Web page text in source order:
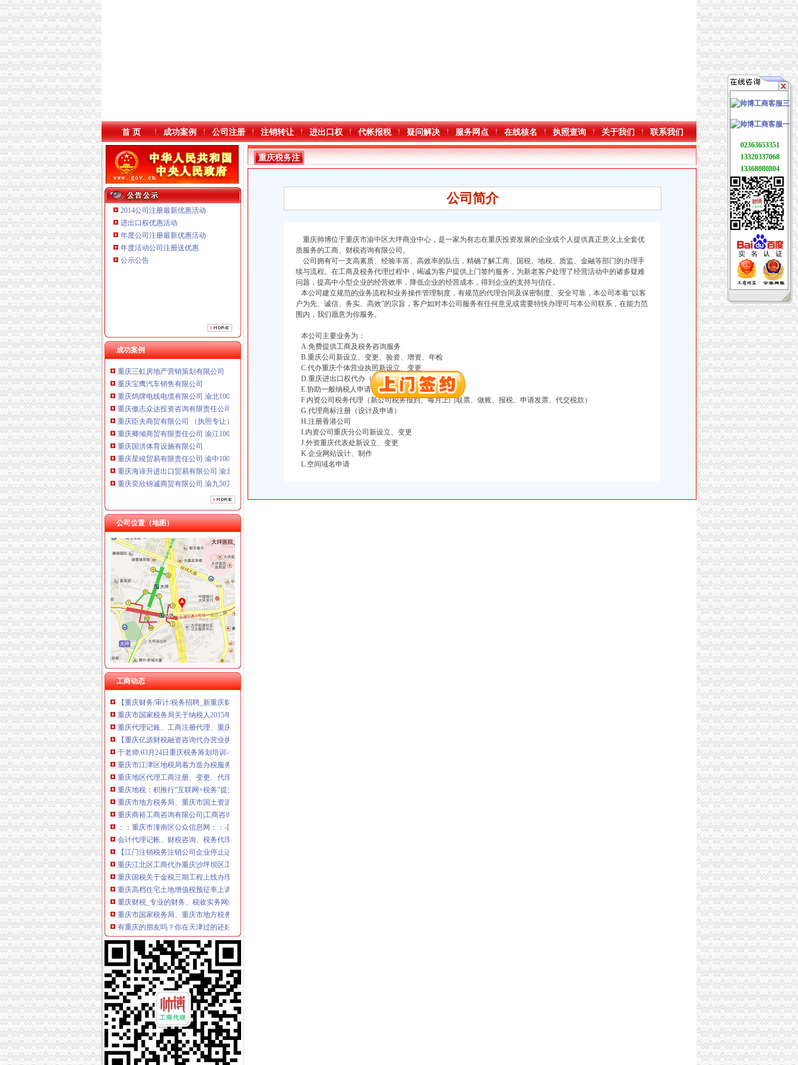
本站导航
首 页 成功案例 公司注册 注销转让 进出口权 代帐报税 疑问解决 服务网点 在线核名 执照查询 关于我们 联系我们
2014公司注册最新优惠活动
进出口权优惠活动
年度公司注册最新优惠活动
年度活动公司注册送优惠
公示公告
成功案例
重庆鸽牌电线电缆有限公司 渝北10010万 (进出口权)
重庆傲志众达投资咨询有限责任公司 渝九1000万 （增资）
重庆奕欣锦诚商贸有限公司 渝九50万 （工商注册）
重庆信同广告有限公司 渝沙50万 （工商注册）
重庆三虹房地产营销策划有限公司
重庆宝鹰汽车销售有限公司
重庆鸽牌电线电缆有限公司 渝北10010万 (进出口权)
重庆傲志众达投资咨询有限责任公司 渝九1000万 （增资）
重庆臣夫商贸有限公司 （执照专让）
重庆卿倾商贸有限责任公司 渝江100万 （工商注册）
重庆国洪体育设施有限公司
重庆星竣贸易有限责任公司 渝中100万 （进出口权）
重庆海谛升进出口贸易有限公司 渝北100万 （进出口权）
重庆奕欣锦诚商贸有限公司 渝九50万 （工商注册）
重庆信同广告有限公司 渝沙50万 （工商注册）
重庆三虹房地产营销策划有限公司
重庆宝鹰汽车销售有限公司
公司位置（地图）
工商动态
重庆税务注销
【重庆亿源财税融资咨询代办营业执照营业哪家比较好】价格,厂家,
为什么需要撤销西部吸直辖市？2011年四川上缴中央的税收是重庆的
12年重庆会计从业资格《财经规》模拟试卷（1）[1]-会计从业资格考
《一般纳税人注销流程》100篇第一文库网
重庆工商注册代理记账变更税务财务佼佼泽工商
重庆财税_专业的财务、税收实务网站-亿企赢财税资讯
国家税务总局2015年持续加“规范税务”建设_部门新闻_新闻_中国
重庆沙坪坝门户网
【重庆财务/审计/税务招聘_新重庆财务/审计/税务招聘信息】-前程无忧
重庆市国家税务局关于纳税人2015年度关联申报等事项的提示-中国会
重庆代理记账、工商注册代理、重庆微型企业、商标注册、税务评估
【重庆亿源财税融资咨询代办营业执照营业哪家比较好】价格,厂家,
于老师,03月24日重庆税务筹划培训-中华品牌管理网
重庆市江津区地税局着力造办税服务“轻体验”-新华网
重庆地区代理工商注册、变更、代理记账、税务咨询可提供地
重庆地税：积推行“互联网+税务”提升服务质效-长江经济网
重庆市地方税务局、重庆市国土资源和房屋管理局<BR>关于暂停办理
重庆商裕工商咨询有限公司|工商咨询|代帐咨询|做账报税|税务代办|代
：：重庆市潼南区公众信息网：：-国税局
会计代理记帐、财税咨询、税务代理-重庆便民网
【江门注销税务注销公司企业停止运营不注销后果严重】-鹤山沙坪易
重庆江北区工商代办重庆沙坪坝区工商代办【渝盾】_其他加盟-中国
重庆国税关于金税三期工程上线办理有关涉税事项的公告_地方规-
重庆高档住宅土地增值税预征率上调至2%_东方财富网
重庆财税_专业的财务、税收实务网站-亿企赢财税资讯
重庆市国家税务局、重庆市地方税务局、重庆市工商管理局转发国
有重庆的朋友吗？你在天津过的还好吗？（转载）_天津_天涯论坛_天
重庆注册税务招聘_重庆注册税务招聘信息_智联重庆招聘网_找工作求
《重庆市国税小规模申报》_优秀范文十篇
重庆招聘税务专员_重庆弘昇管道有限公司招聘-汇博网
重庆税务登记证挂失电话-沙坪坝沙坪坝广告媒-重庆58同城
【税收管理】重庆市地方税务局关于印发《“三证合一、一照一码”
重庆地税的微博
重庆税务策划招聘_重庆税务策划招聘信息_智联重庆招聘网_找工作求
重庆沙坪坝门户网
重庆国税网上申报系统：
重庆营业执照代办【工商代办免费咨询】重庆益尚利财务管理有限公司
重庆财税公司-重庆亿源公司_重庆亿源_重庆市亿源财税咨询公司_重庆
重庆税务注
销
公司简介
重庆帅博位于重庆市渝中区大坪商业中心，是一家为有志在重庆投资发展的企业或个人提供真正意义上全套优
质服务的工商、财税咨询有限公司。
公司拥有可一支高素质、经验丰富、高效率的队伍，精确了解工商、国税、地税、质监、金融等部门的办理手
续与流程。在工商及税务代理过程中，竭诚为客户提供上门签约服务，为新老客户处理了经营活动中的诸多疑难
问题，提高中小型企业的经营效率，降低企业的经营成本，得到企业的支持与信任。
本公司建立规范的业务流程和业务操作管理制度，有规范的代理合同及保密制度、安全可靠，本公司本着“以客
户为先、诚信、务实、高效”的宗旨，客户如对本公司服务有任何意见或需要特快办理可与本公司联系，在能力范
围内，我们愿意为你服务。
本公司主要业务为：
A.免费提供工商及税务咨询服务
B.重庆公司新设立、变更、验资、增资、年检
C.代办重庆个体营业执照新设立、变更
D.重庆进出口权代办（新设立、变更、换证、年检）
E.协助一般纳税人申请
F.内资公司税务代理（新公司税务报到、每月上门取票、做账、报税、申请发票、代交税款）
G.代理商标注册（设计及申请）
H.注册香港公司
I.内资公司重庆分公司新设立、变更
J.外资重庆代表处新设立、变更
K.企业网站设计、制作
L.空间域名申请
02363653351
13320337068
13368080804